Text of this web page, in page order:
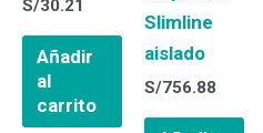
S/30.21
Añadir
al
carrito
Slimline
aislado
S/756.88